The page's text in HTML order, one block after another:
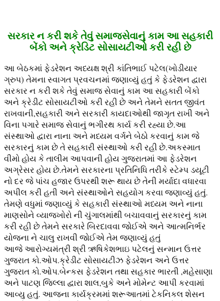
સરકાર ન કરી શકે તેવું સમાજસેવાનું કામ આ સહકારી
બેંકો અને ક્રેડિટ સોસાયટીઓ કરી રહી છે
આ બેઠકમાં ફેડરેશન અધ્યક્ષ શ્રી કાંતિભાઈ પટેલ(ખોડીયાર
ગ્રુપ) તેમના સ્વાગત પ્રવચનમાં જણાવ્યું હતું કે ફેડરેશન દ્વારા
સરકાર ન કરી શકે તેવું સમાજ સેવાનું કામ આ સહકારી બેંકો
અને ક્રેડીટ સોસાયટીઓ કરી રહી છે અને તેમને સતત જીવંત
રાખવાની,સહકારી અને સરકારી કાયદાઓથી જાગૃત રાખી અને
વિના પગારે સમાજ સેવાનું ભગીરથ કાર્ય કરી રહ્યા છે.આ
સંસ્થાઓ દ્વારા નાના અને મધ્યમ વર્ગને બેઠો કરવાનું કામ જે
સરકારનું કામ છે તે સહકારી સંસ્થાઓ કરી રહી છે.અકસ્માત
વીમો હોય કે તાલીમ આપવાની હોય ગુજરાતમાં આ ફેડરેશન
અગ્રેસર હોય છે.તેમને સરકારના પ્રતિનિધિ તરીકે સ્ટેમ્પ ડયૂટી
નો દર જે પાંચ હજાર ઉપરથી શરૂ થાય છે તેની મર્યાદા વધારવા
અપીલ કરી હતી અને સંસ્થાઓને સહયોગ કરવા જણાવ્યું હતું.
તેમણે વધુમાં જણાવ્યું કે સહકારી સંસ્થાઓ મધ્યમ અને નાના
માણસોને વ્યાજખોરો ની ચુંગાલમાંથી બચાવવાનું સરકારનું કામ
કરી રહી છે તેમને સરકારે બિરદાવવા જોઈએ અને આત્મનિર્ભર
યોજના ને ચાલુ રાખવી જોઈએ તેમ જણાવ્યું હતું
આજે આરોગ્યમંત્રી શ્રી ઋષિકેશભાઇ પટેલનું સન્માન ઉત્તર
ગુજરાત કો.ઓપ.ક્રેડીટ સોસાયટીઝ ફેડરેશન અને ઉત્તર
ગુજરાત કો.ઓપ.બેન્કસ ફેડરેશન તથા સહકાર ભારતી ,મહેસાણા
અને પાટણ જિલ્લા દ્વારા શાલ,બુકે અને મોમેન્ટ આપી કરવામાં
આવ્યુ હતું. આજના કાર્યક્રમમાં શરૂઆતમાં ટેકનિકલ શેસન